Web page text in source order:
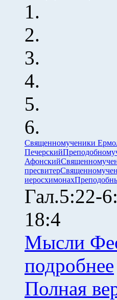
Священномученики
Печерский
Афонский
пресвитер
иеросхимонах
Гал.5:22-
18:4
Мысли
подробнее
Полная